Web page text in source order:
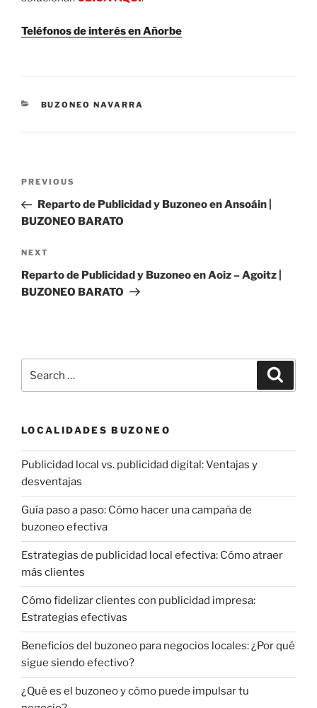
Teléfonos de interés en Añorbe
CATEGORIES
BUZONEO NAVARRA
Previous
Post
PREVIOUS
Reparto de Publicidad y Buzoneo en Ansoáin |
BUZONEO BARATO
Next
Post
NEXT
Reparto de Publicidad y Buzoneo en Aoiz – Agoitz |
BUZONEO BARATO
LOCALIDADES BUZONEO
Publicidad local vs. publicidad digital: Ventajas y
desventajas
Guía paso a paso: Cómo hacer una campaña de
buzoneo efectiva
Estrategias de publicidad local efectiva: Cómo atraer
más clientes
Cómo fidelizar clientes con publicidad impresa:
Estrategias efectivas
Beneficios del buzoneo para negocios locales: ¿Por qué
sigue siendo efectivo?
¿Qué es el buzoneo y cómo puede impulsar tu